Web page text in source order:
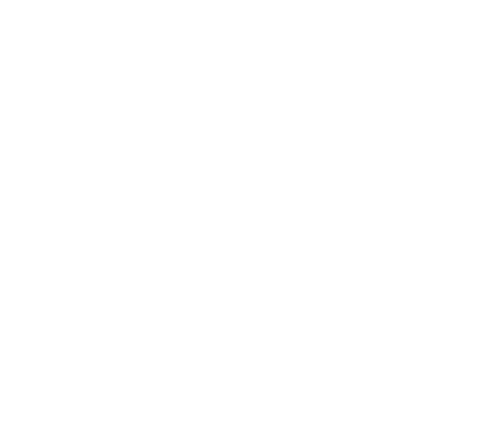
了承くだ
載されて
りません。
未対応品が